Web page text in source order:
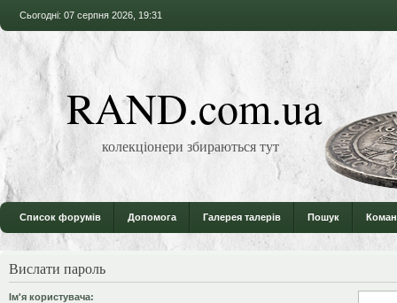
Сьогодні: 07 серпня 2026, 19:31
RAND.com.ua
колекціонери збираються тут
Список форумів Допомога Галерея талерів Пошук
Вислати пароль
Ім'я користувача: